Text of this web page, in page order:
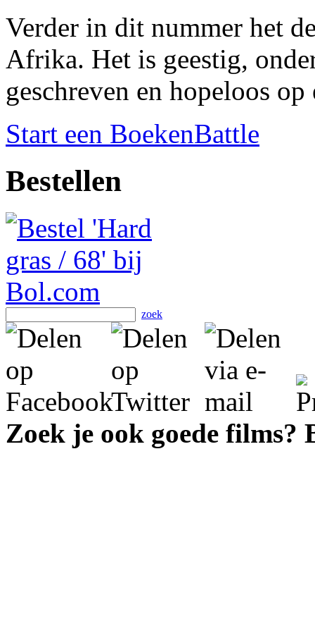
Verder in dit nummer het
Afrika. Het is geestig,
geschreven en hopeloos
Start een BoekenBattle
Bestellen
zoek
Zoek je ook goede films?